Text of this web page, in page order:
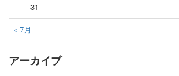
« 7月
31
アーカイブ